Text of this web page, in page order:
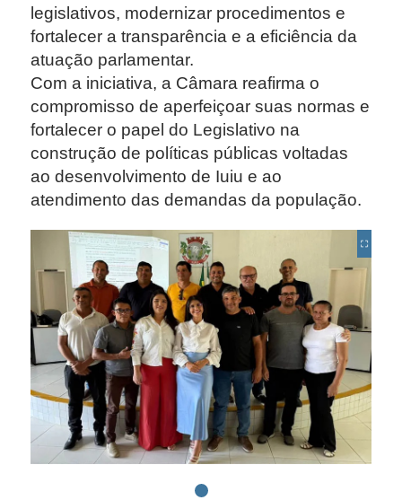
legislativos, modernizar procedimentos e
fortalecer a transparência e a eficiência da
atuação parlamentar.
Com a iniciativa, a Câmara reafirma o
compromisso de aperfeiçoar suas normas e
fortalecer o papel do Legislativo na
construção de políticas públicas voltadas
ao desenvolvimento de Iuiu e ao
atendimento das demandas da população.